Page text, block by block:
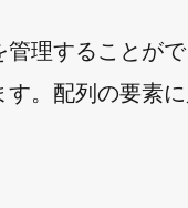
理することが
。配列の要素